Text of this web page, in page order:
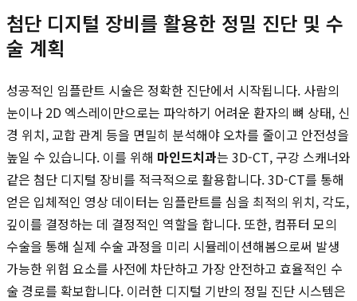
첨단 디지털 장비를 활용한 정밀 진단 및 수
술 계획
성공적인 임플란트 시술은 정확한 진단에서 시작됩니다. 사람의
눈이나 2D 엑스레이만으로는 파악하기 어려운 환자의 뼈 상태, 신
경 위치, 교합 관계 등을 면밀히 분석해야 오차를 줄이고 안전성을
높일 수 있습니다. 이를 위해 마인드치과는 3D-CT, 구강 스캐너와
같은 첨단 디지털 장비를 적극적으로 활용합니다. 3D-CT를 통해
얻은 입체적인 영상 데이터는 임플란트를 심을 최적의 위치, 각도,
깊이를 결정하는 데 결정적인 역할을 합니다. 또한, 컴퓨터 모의
수술을 통해 실제 수술 과정을 미리 시뮬레이션해봄으로써 발생
가능한 위험 요소를 사전에 차단하고 가장 안전하고 효율적인 수
술 경로를 확보합니다. 이러한 디지털 기반의 정밀 진단 시스템은